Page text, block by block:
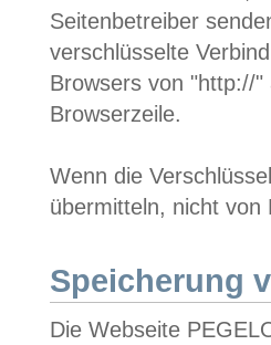
Seitenbetreiber
verschlüsselte
Browsers von "http://
Browserzeile.
Wenn die
übermitteln, nicht von
Speicherung
Die Webseite